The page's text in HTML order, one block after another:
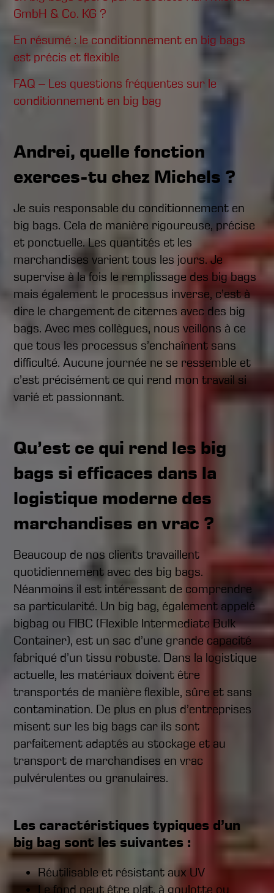
GmbH & Co. KG ?
En résumé : le conditionnement en big bags
est précis et flexible
FAQ – Les questions fréquentes sur le
conditionnement en big bag
Andrei, quelle fonction
exerces-tu chez Michels ?
Je suis responsable du conditionnement en
big bags. Cela de manière rigoureuse, précise
et ponctuelle. Les quantités et les
marchandises varient tous les jours. Je
supervise à la fois le remplissage des big bags
mais également le processus inverse, c’est à
dire le chargement de citernes avec des big
bags. Avec mes collègues, nous veillons à ce
que tous les processus s’enchaînent sans
difficulté. Aucune journée ne se ressemble et
c’est précisément ce qui rend mon travail si
varié et passionnant.
Qu’est ce qui rend les big
bags si efficaces dans la
logistique moderne des
marchandises en vrac ?
Beaucoup de nos clients travaillent
quotidiennement avec des big bags.
Néanmoins il est intéressant de comprendre
sa particularité. Un big bag, également appelé
bigbag ou FIBC (Flexible Intermediate Bulk
Container), est un sac d’une grande capacité
fabriqué d’un tissu robuste. Dans la logistique
actuelle, les matériaux doivent être
transportés de manière flexible, sûre et sans
contamination. De plus en plus d’entreprises
misent sur les big bags car ils sont
parfaitement adaptés au stockage et au
transport de marchandises en vrac
pulvérulentes ou granulaires.
Les caractéristiques typiques d’un
big bag sont les suivantes :
Réutilisable et résistant aux UV
Le fond peut être plat, à goulotte ou